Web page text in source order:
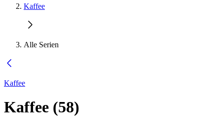
Kaffee
Alle Serien
Kaffee
Kaffee (58)